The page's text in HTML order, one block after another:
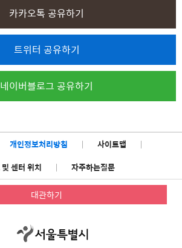
카카오톡 공유하기
트위터 공유하기
네이버블로그 공유하기
개인정보처리방침 | 사이트맵
|
센터 위치
| 자주하는질문
대관하기